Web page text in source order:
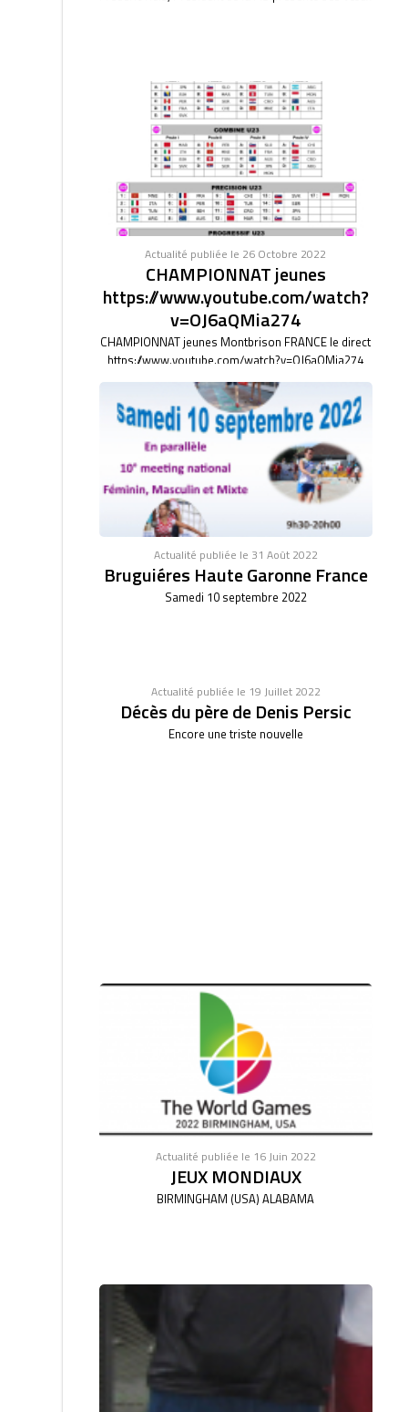
Actualité publiée le 26 Octobre 2022
CHAMPIONNAT jeunes
https://www.youtube.com/watch?
v=OJ6aQMia274
CHAMPIONNAT jeunes Montbrison FRANCE le direct
https://www.youtube.com/watch?v=OJ6aQMia274
Actualité publiée le 31 Août 2022
Bruguiéres Haute Garonne France
Samedi 10 septembre 2022
Actualité publiée le 19 Juillet 2022
Décès du père de Denis Persic
Encore une triste nouvelle
Actualité publiée le 16 Juin 2022
JEUX MONDIAUX
BIRMINGHAM (USA) ALABAMA